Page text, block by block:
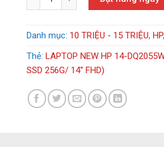
Danh mục: 10 TRIỆU - 15 TRIỆU, HP,
Thẻ: LAPTOP NEW HP 14-
SSD 256G/ 14'' FHD)